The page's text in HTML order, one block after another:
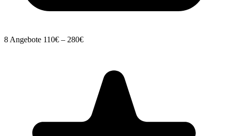
8 Angebote 110€ – 280€